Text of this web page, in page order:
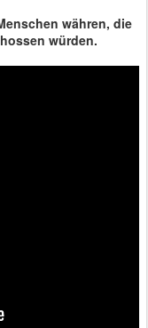
währen, die
würden.